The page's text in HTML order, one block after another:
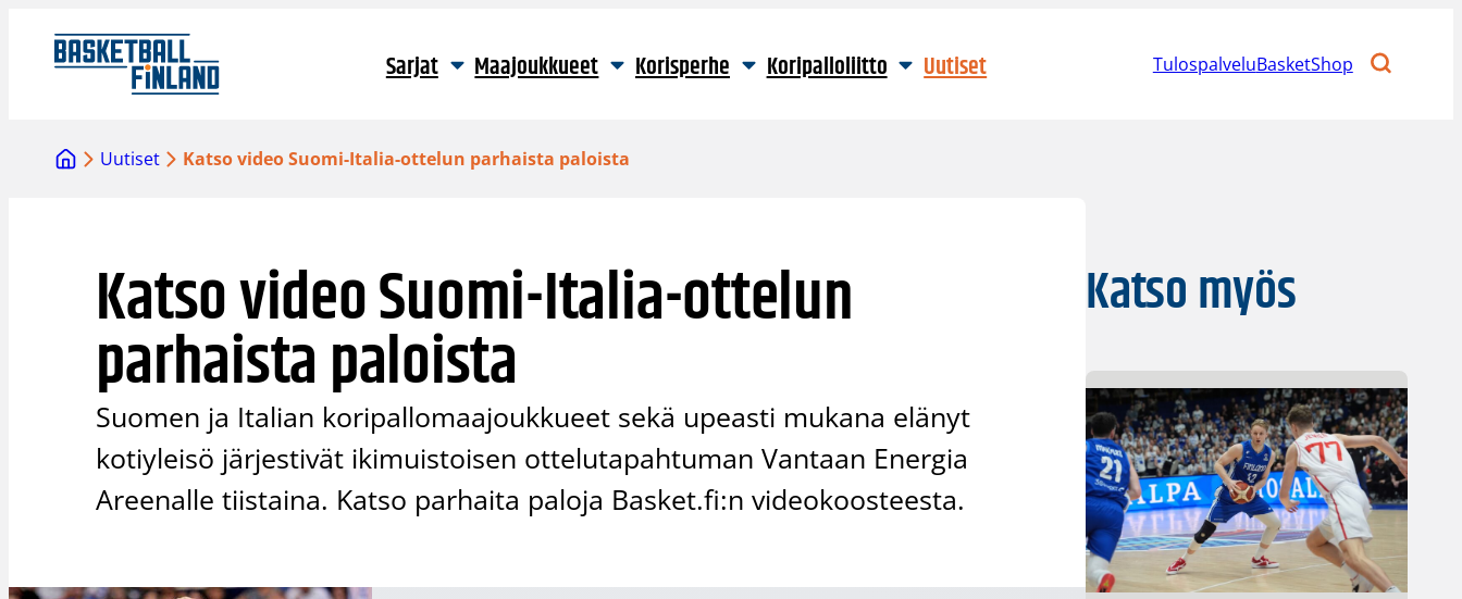
sisältöön
Sarjat Maajoukkueet Korisperhe Koripalloliitto Uutiset TulospalveluBasketShop
Uutiset Katso video Suomi-Italia-ottelun parhaista paloista
Katso video Suomi-Italia-ottelun
parhaista paloista
Suomen ja Italian koripallomaajoukkueet sekä upeasti mukana elänyt
kotiyleisö järjestivät ikimuistoisen ottelutapahtuman Vantaan Energia
Areenalle tiistaina. Katso parhaita paloja Basket.fi:n videokoosteesta.
Katso myös